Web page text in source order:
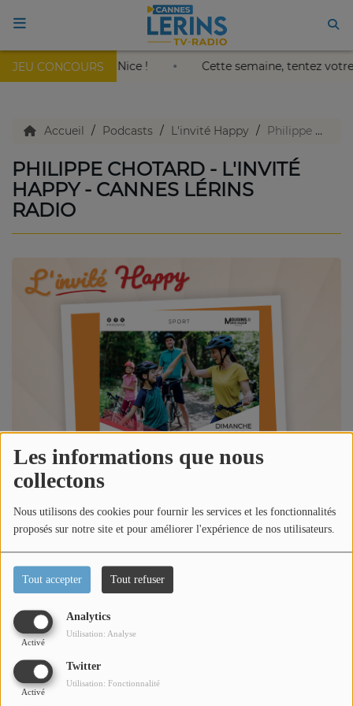
Les informations que nous
collectons
Nous utilisons des cookies pour fournir les services et les fonctionnalités
proposés sur notre site et pour améliorer l'expérience de nos utilisateurs.
Tout accepter Tout refuser
Analytics
Activé
Utilisation: Analyse
Twitter
Activé
Utilisation: Fonctionnalité
JEU CONCOURS
au Palais Nikaïa de Nice ! Cette semaine, tentez
TV en direct
Replay TV
Emissions Radio
Emissions TV
Titres diffusés
Diffusions
Podcasts
Jeu concours
Contactez-nous
Accueil Podcasts L'invité Happy Philippe Chotard - L'invité Happy - Cannes Lérins Radio
PHILIPPE CHOTARD - L'INVITÉ
HAPPY - CANNES LÉRINS
RADIO
Dans l'émission happy morning Côte d'Azur, Loric reçoit